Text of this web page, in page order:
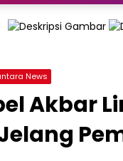
News
Akbar